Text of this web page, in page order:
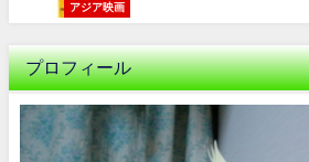
アジア映画
プロフィール